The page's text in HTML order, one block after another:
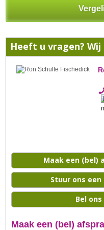
Heeft u vragen?
Maak een (bel)
Stuur ons
Bel ons
Maak een (bel)